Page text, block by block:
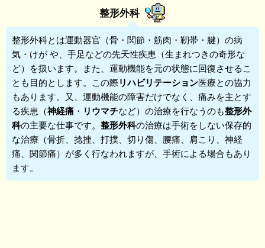
整形外科
整形外科とは運動器官（骨・関節・筋肉・靭帯・腱）の病
気・けが や、手足などの先天性疾患（生まれつきの奇形な
ど）を扱います。また、運動機能を元の状態に回復させるこ
とも目的とします。この際リハビリテーション医療との協力
もあります。又、運動機能の障害だけでなく、痛みを主とす
る疾患（神経痛 ・ リウマチなど）の治療を行なうのも整形外
科の主要な仕事です。 整形外科の治療は手術をしない保存的
な治療（骨折、捻挫、打撲、切り傷、腰痛、肩こり、神経
痛、関節痛）が多く行なわれますが、手術による場合もあり
ます。